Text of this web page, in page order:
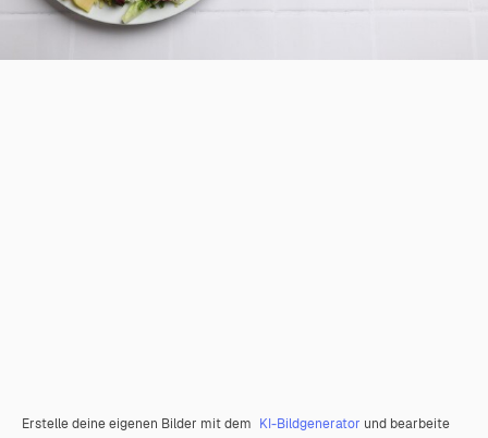
Erstelle deine eigenen Bilder mit dem KI-Bildgenerator und bearbeite